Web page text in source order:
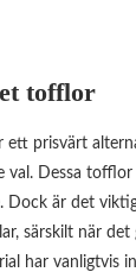
tofflor
ett prisvärt
val. Dessa
Dock är det
särskilt när
har vanligtvis